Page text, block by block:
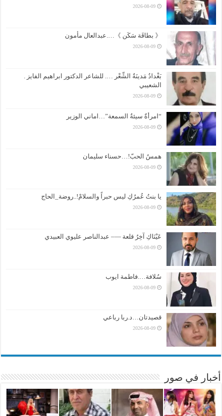
2026-08-09
《 بطاقَة سَكَن 》….عبدالعال مأمون
2026-08-09
بَغْدادُ مَدينَةُ الشِّعْر …. للشاعر الدكتور ابراهيم الفايز .
الشعيبي
2026-08-09
“امرأةٌ سيئةُ السمعة”…اماني الوزير
2026-08-09
همسُ الحبّ!…حسناء سليمان
2026-08-09
يا بنتُ عُمرُكِ ليس حبراً والسلامْ!..روضة_الحاج
2026-08-09
عَيْنَاكِ آخِرُ قلعة —– عبدالناصر عليوي العبيدي
2026-08-09
سُلافة….فاطمة ايوب
2026-08-09
قصيدتان…د.ربا رباعي
2026-08-09
أخبار في صور